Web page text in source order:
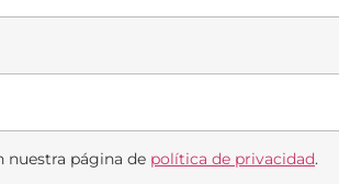
nuestra página de política de privacidad.